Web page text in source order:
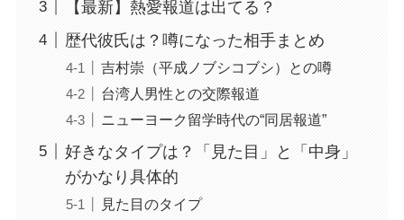
【最新】熱愛報道は出てる？
歴代彼氏は？噂になった相手まとめ
吉村崇（平成ノブシコブシ）との噂
台湾人男性との交際報道
ニューヨーク留学時代の“同居報道”
好きなタイプは？「見た目」と「中身」
がかなり具体的
見た目のタイプ